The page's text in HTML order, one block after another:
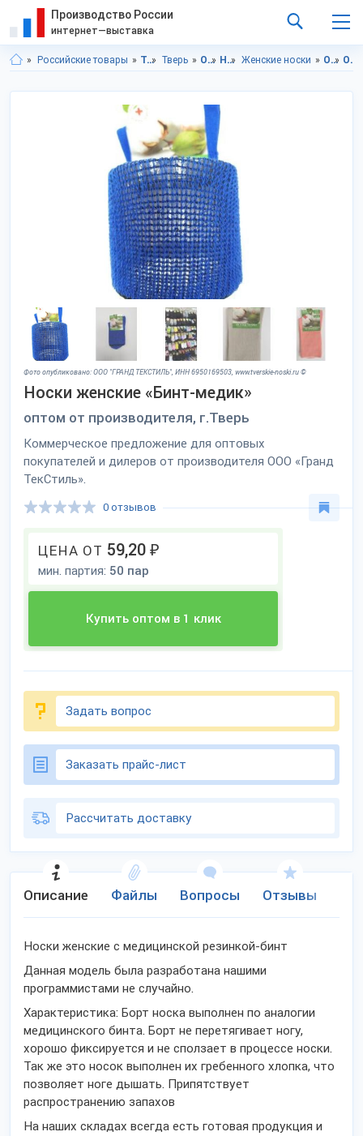
Производство России
интернет—выставка
Российские товары Тверская область Тверь Одежда Носочно-чулочные изделия Женские носки Одежда в Тверской области Одежда в г.Тверь
Фото опубликовано: ООО "ГРАНД ТЕКСТИЛЬ", ИНН 6950169503, www.tverskie-noski.ru ©
Носки женские «Бинт-медик»
оптом от производителя, г.Тверь
Коммерческое предложение для оптовых
покупателей и дилеров от производителя ООО «Гранд
ТекСтиль».
ЦЕНА ОТ 59,20 ₽
мин. партия: 50 пар
Купить оптом в 1 клик
0 отзывов
Задать вопрос
Заказать прайс-лист
Рассчитать доставку
Описание Файлы Вопросы Отзывы
Носки женские с медицинской резинкой-бинт
Данная модель была разработана нашими
программистами не случайно.
Характеристика: Борт носка выполнен по аналогии
медицинского бинта. Борт не перетягивает ногу,
хорошо фиксируется и не сползает в процессе носки.
Так же это носок выполнен их гребенного хлопка, что
позволяет ноге дышать. Припятствует
распространению запахов
На наших складах всегда есть готовая продукция и